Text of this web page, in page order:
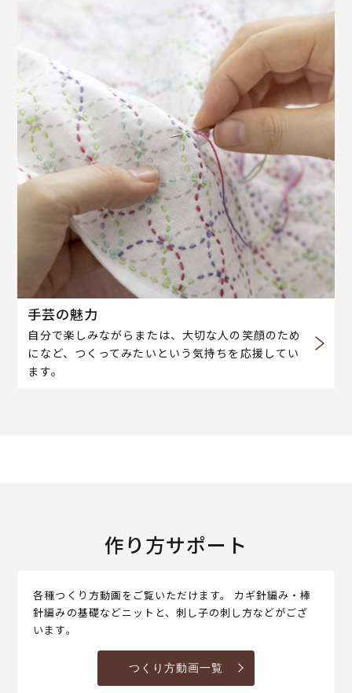
手芸の魅力
自分で楽しみながらまたは、大切な人の笑顔のため
になど、つくってみたいという気持ちを応援してい
ます。
作り方サポート
各種つくり方動画をご覧いただけます。 カギ針編み・棒
針編みの基礎などニットと、刺し子の刺し方などがござ
います。
つくり方動画一覧